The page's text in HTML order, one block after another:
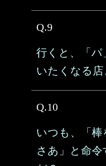
Q.9
行くと、「パ
いたくなる店
Q.10
いつも、「棒
さあ」と命